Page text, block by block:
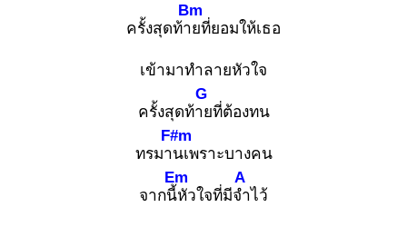
ครั้งสุดท้าย
Bm
ที่ยอมให้เธอ
เข้ามาทำลายหัวใจ
ครั้งสุดท้าย
G
ที่ต้องทน
ทรมาน
F#m
เพราะบางคน
จากนี้หั
Em
วใจที่มีจำ
A
ไว้